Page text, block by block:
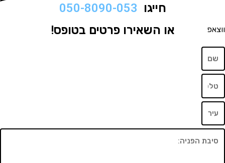
חייגו050-8090-053
או השאירו פרטים בטופס!